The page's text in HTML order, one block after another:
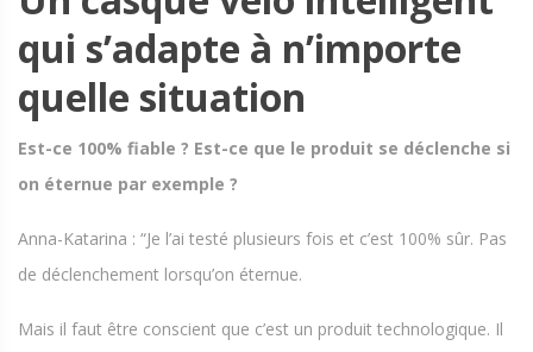
qui s’adapte à n’importe
quelle situation
Est-ce 100% fiable ? Est-ce que le produit se déclenche si
on éternue par exemple ?
Anna-Katarina : “Je l’ai testé plusieurs fois et c’est 100% sûr. Pas
de déclenchement lorsqu’on éternue.
Mais il faut être conscient que c’est un produit technologique. Il